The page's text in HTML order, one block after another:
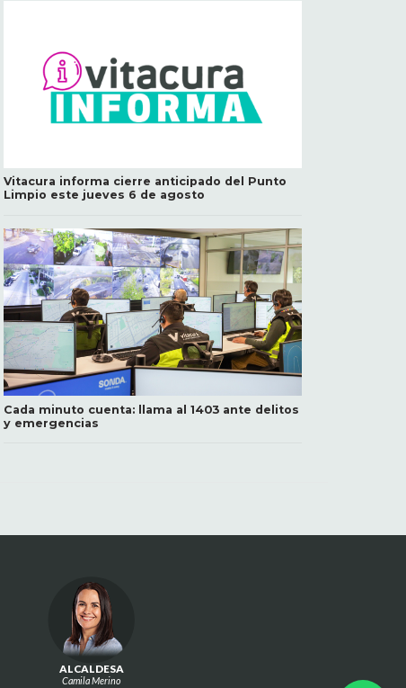
Vitacura informa cierre anticipado del Punto
Limpio este jueves 6 de agosto
Cada minuto cuenta: llama al 1403 ante delitos
y emergencias
ALCALDESA
Camila Merino